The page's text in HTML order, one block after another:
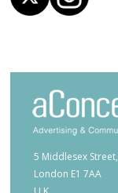
5 Middlesex Street,
London E1 7AA